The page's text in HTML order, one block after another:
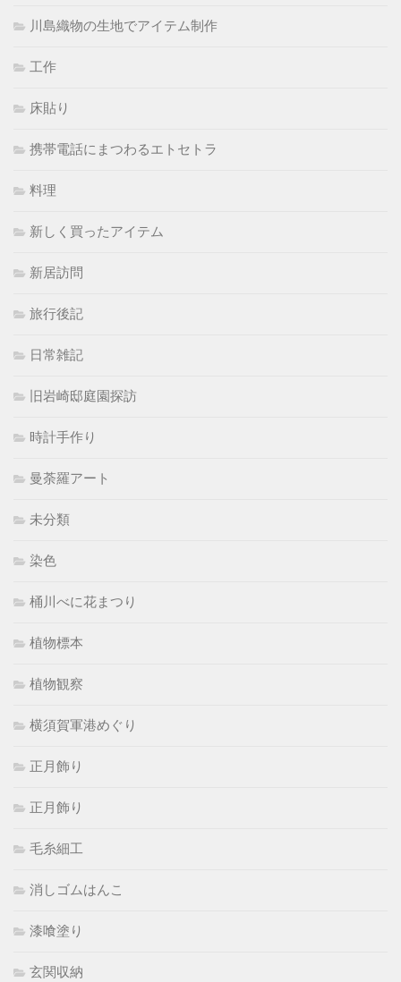
川島織物の生地でアイテム制作
工作
床貼り
携帯電話にまつわるエトセトラ
料理
新しく買ったアイテム
新居訪問
旅行後記
日常雑記
旧岩崎邸庭園探訪
時計手作り
曼荼羅アート
未分類
染色
桶川べに花まつり
植物標本
植物観察
横須賀軍港めぐり
正月飾り
正月飾り
毛糸細工
消しゴムはんこ
漆喰塗り
玄関収納